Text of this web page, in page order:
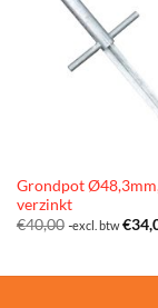
Grondpot
verzinkt
€40,00 excl. btw €